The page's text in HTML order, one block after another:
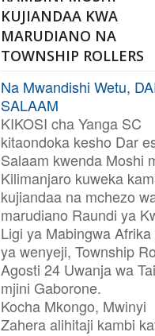
KUJIANDAA KWA
MARUDIANO NA
TOWNSHIP ROLLERS
Na Mwandishi Wetu,
SALAAM
KIKOSI cha Yanga SC
kitaondoka kesho Dar
Salaam kwenda Moshi
Kilimanjaro kuweka
kujiandaa na mchezo
marudiano Raundi ya
Ligi ya Mabingwa Afrika
ya wenyeji, Township
Agosti 24 Uwanja wa
mjini Gaborone.
Kocha Mkongo, Mwinyi
Zahera alihitaji kambi